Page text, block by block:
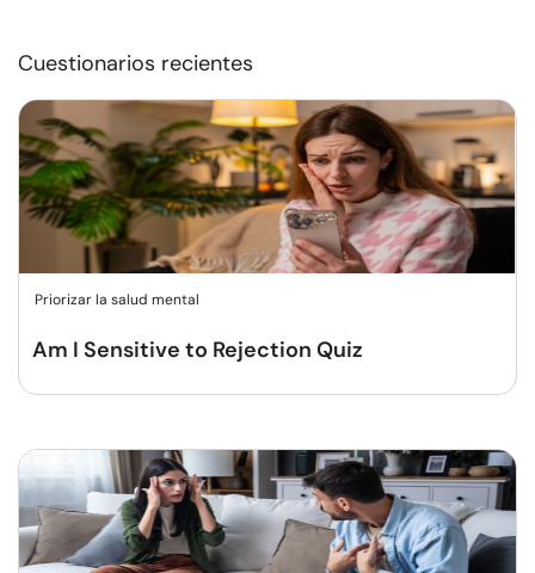
Cuestionarios recientes
Priorizar la salud mental
Am I Sensitive to Rejection Quiz